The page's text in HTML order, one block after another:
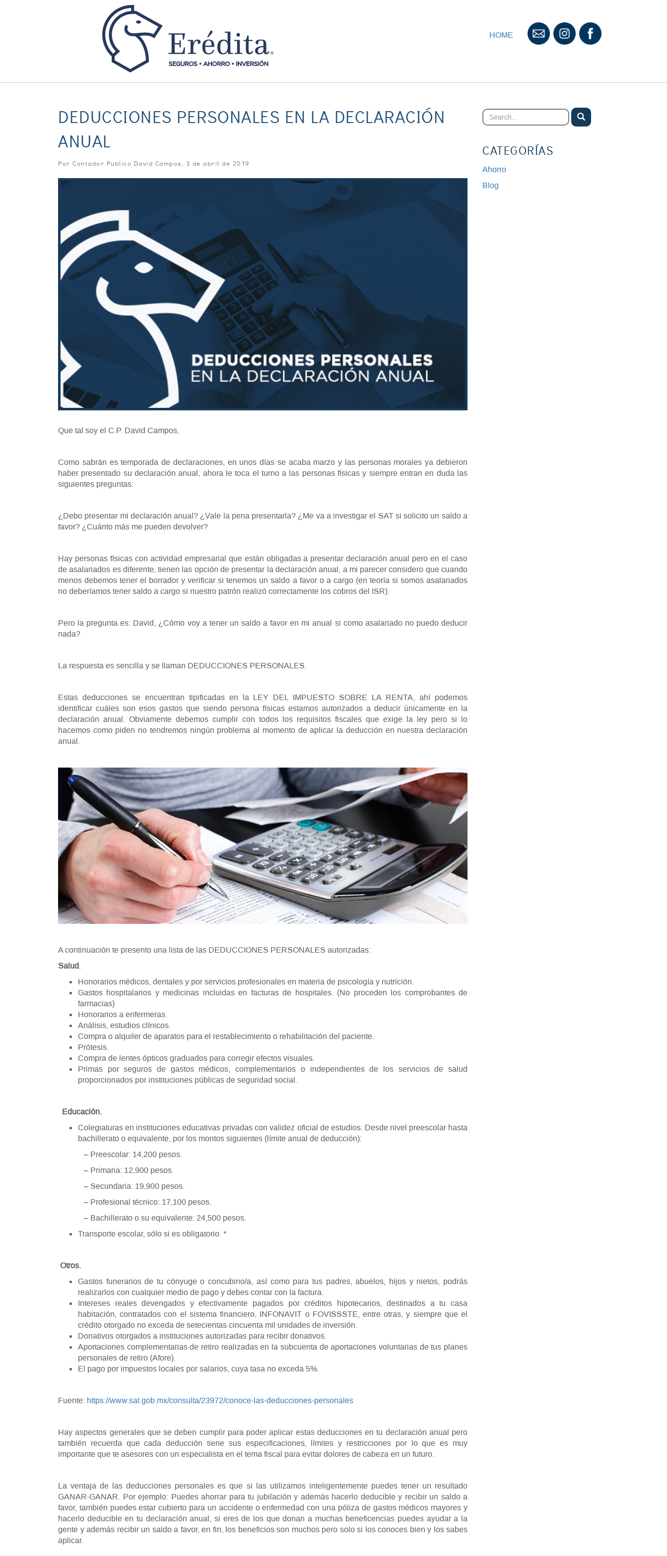
HOME
DEDUCCIONES PERSONALES EN LA DECLARACIÓN
ANUAL
Por Contador Publico David Campos, 3 de abril de 2019
Que tal soy el C.P. David Campos,
Como sabrán es temporada de declaraciones, en unos días se acaba marzo y las personas morales ya debieron
haber presentado su declaración anual, ahora le toca el turno a las personas físicas y siempre entran en duda las
siguientes preguntas:
¿Debo presentar mi declaración anual? ¿Vale la pena presentarla? ¿Me va a investigar el SAT si solicito un saldo a
favor? ¿Cuánto más me pueden devolver?
Hay personas físicas con actividad empresarial que están obligadas a presentar declaración anual pero en el caso
de asalariados es diferente, tienen las opción de presentar la declaración anual, a mi parecer considero que cuando
menos debemos tener el borrador y verificar si tenemos un saldo a favor o a cargo (en teoría si somos asalariados
no deberíamos tener saldo a cargo si nuestro patrón realizó correctamente los cobros del ISR).
Pero la pregunta es: David, ¿Cómo voy a tener un saldo a favor en mi anual si como asalariado no puedo deducir
nada?
La respuesta es sencilla y se llaman DEDUCCIONES PERSONALES.
Estas deducciones se encuentran tipificadas en la LEY DEL IMPUESTO SOBRE LA RENTA, ahí podemos
identificar cuáles son esos gastos que siendo persona físicas estamos autorizados a deducir únicamente en la
declaración anual. Obviamente debemos cumplir con todos los requisitos fiscales que exige la ley pero si lo
hacemos como piden no tendremos ningún problema al momento de aplicar la deducción en nuestra declaración
anual.
A continuación te presento una lista de las DEDUCCIONES PERSONALES autorizadas:
Salud.
Honorarios médicos, dentales y por servicios profesionales en materia de psicología y nutrición.
Gastos hospitalarios y medicinas incluidas en facturas de hospitales. (No proceden los comprobantes de
farmacias)
Honorarios a enfermeras.
Análisis, estudios clínicos.
Compra o alquiler de aparatos para el restablecimiento o rehabilitación del paciente.
Prótesis.
Compra de lentes ópticos graduados para corregir efectos visuales.
Primas por seguros de gastos médicos, complementarios o independientes de los servicios de salud
proporcionados por instituciones públicas de seguridad social.
Educación.
Colegiaturas en instituciones educativas privadas con validez oficial de estudios. Desde nivel preescolar hasta
bachillerato o equivalente, por los montos siguientes (límite anual de deducción):
– Preescolar: 14,200 pesos.
– Primaria: 12,900 pesos.
– Secundaria: 19,900 pesos.
– Profesional técnico: 17,100 pesos.
– Bachillerato o su equivalente: 24,500 pesos.
Transporte escolar, sólo si es obligatorio. *
Otros.
Gastos funerarios de tu cónyuge o concubino/a, así como para tus padres, abuelos, hijos y nietos, podrás
realizarlos con cualquier medio de pago y debes contar con la factura.
Intereses reales devengados y efectivamente pagados por créditos hipotecarios, destinados a tu casa
habitación, contratados con el sistema financiero, INFONAVIT o FOVISSSTE, entre otras, y siempre que el
crédito otorgado no exceda de setecientas cincuenta mil unidades de inversión.
Donativos otorgados a instituciones autorizadas para recibir donativos.
Aportaciones complementarias de retiro realizadas en la subcuenta de aportaciones voluntarias de tus planes
personales de retiro (Afore).
El pago por impuestos locales por salarios, cuya tasa no exceda 5%.
Fuente: https://www.sat.gob.mx/consulta/23972/conoce-las-deducciones-personales
Hay aspectos generales que se deben cumplir para poder aplicar estas deducciones en tu declaración anual pero
también recuerda que cada deducción tiene sus especificaciones, límites y restricciones por lo que es muy
importante que te asesores con un especialista en el tema fiscal para evitar dolores de cabeza en un futuro.
La ventaja de las deducciones personales es que si las utilizamos inteligentemente puedes tener un resultado
GANAR-GANAR. Por ejemplo: Puedes ahorrar para tu jubilación y además hacerlo deducible y recibir un saldo a
favor, también puedes estar cubierto para un accidente o enfermedad con una póliza de gastos médicos mayores y
hacerlo deducible en tu declaración anual, si eres de los que donan a muchas beneficencias puedes ayudar a la
gente y además recibir un saldo a favor, en fin, los beneficios son muchos pero solo si los conoces bien y los sabes
aplicar.
CATEGORÍAS
Ahorro
Blog